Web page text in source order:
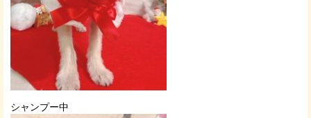
シャンプー中